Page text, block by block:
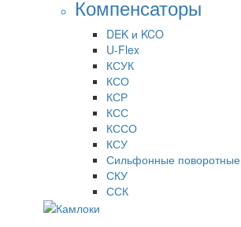
Компенсаторы
DEK и KCO
U-Flex
КСУК
КСО
КСР
КСС
КССО
КСУ
Сильфонные поворотные
СКУ
ССК